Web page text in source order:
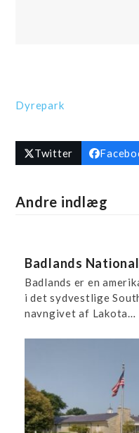
Dyrepark
Twitter
Andre indlæg
Badlands
Badlands er en
i det sydvestlige
navngivet af Lakota…